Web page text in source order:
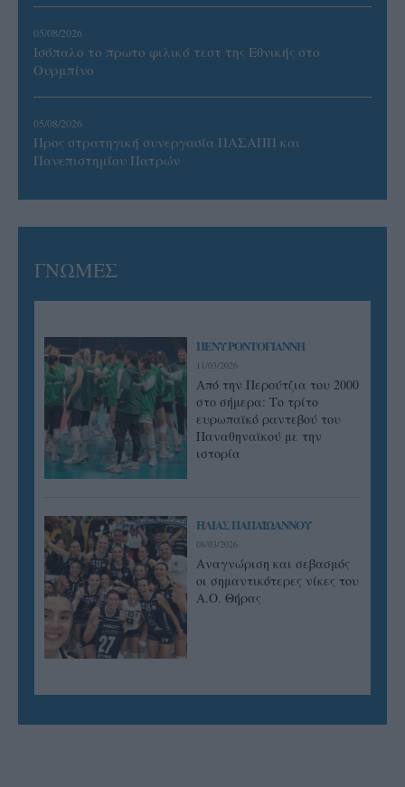
05/08/2026
Ισόπαλο το πρωτο φιλικό τεστ της Εθνικής στο
Ουρμπίνο
05/08/2026
Προς στρατηγική συνεργασία ΠΑΣΑΠΠ και
Πανεπιστημίου Πατρών
ΓΝΩΜΕΣ
ΠΕΝΥ ΡΟΝΤΟΓΙΑΝΝΗ
11/03/2026
Από την Περούτζια του 2000
στο σήμερα: Tο τρίτο
ευρωπαϊκό ραντεβού του
Παναθηναϊκού με την
ιστορία
ΗΛΙΑΣ ΠΑΠΑΪΩΑΝΝΟΥ
08/03/2026
Αναγνώριση και σεβασμός
οι σημαντικότερες νίκες του
Α.Ο. Θήρας